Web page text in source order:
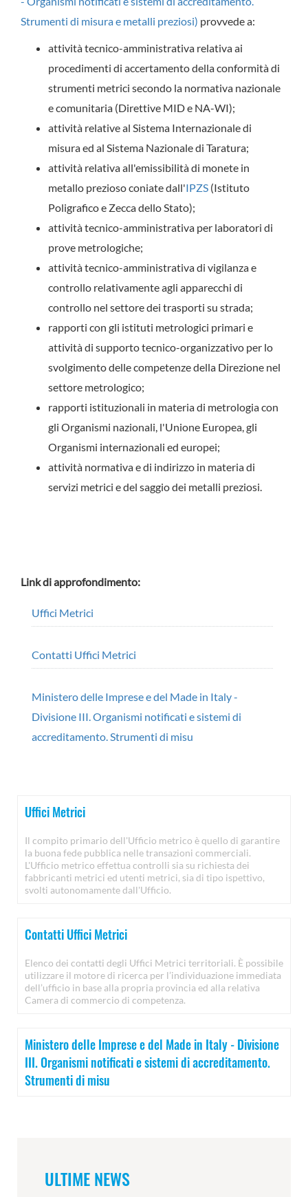
Strumenti di misura e metalli preziosi) provvede a:
attività tecnico-amministrativa relativa ai
procedimenti di accertamento della conformità di
strumenti metrici secondo la normativa nazionale
e comunitaria (Direttive MID e NA-WI);
attività relative al Sistema Internazionale di
misura ed al Sistema Nazionale di Taratura;
attività relativa all'emissibilità di monete in
metallo prezioso coniate dall'IPZS (Istituto
Poligrafico e Zecca dello Stato);
attività tecnico-amministrativa per laboratori di
prove metrologiche;
attività tecnico-amministrativa di vigilanza e
controllo relativamente agli apparecchi di
controllo nel settore dei trasporti su strada;
rapporti con gli istituti metrologici primari e
attività di supporto tecnico-organizzativo per lo
svolgimento delle competenze della Direzione nel
settore metrologico;
rapporti istituzionali in materia di metrologia con
gli Organismi nazionali, l'Unione Europea, gli
Organismi internazionali ed europei;
attività normativa e di indirizzo in materia di
servizi metrici e del saggio dei metalli preziosi.
Link di approfondimento:
Uffici Metrici
Contatti Uffici Metrici
Ministero delle Imprese e del Made in Italy -
Divisione III. Organismi notificati e sistemi di
accreditamento. Strumenti di misu
Uffici Metrici
Il compito primario dell'Ufficio metrico è quello di garantire
la buona fede pubblica nelle transazioni commerciali.
L'Ufficio metrico effettua controlli sia su richiesta dei
fabbricanti metrici ed utenti metrici, sia di tipo ispettivo,
svolti autonomamente dall'Ufficio.
Contatti Uffici Metrici
Elenco dei contatti degli Uffici Metrici territoriali. È possibile
utilizzare il motore di ricerca per l’individuazione immediata
dell’ufficio in base alla propria provincia ed alla relativa
Camera di commercio di competenza.
Ministero delle Imprese e del Made in Italy - Divisione
III. Organismi notificati e sistemi di accreditamento.
Strumenti di misu
ULTIME NEWS